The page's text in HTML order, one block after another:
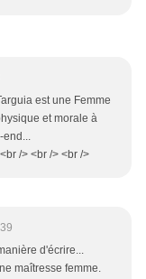
est une Femme
et morale à
end...
/> <br /> <br />
d'écrire...
maîtresse femme.